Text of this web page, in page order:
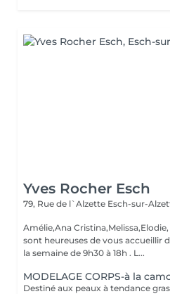
Yves Rocher Esch
79, Rue de l`Alzette Esch-sur-
Amélie,Ana
sont heureuses de vous accueillir
la semaine de 9h30 à 18h . L...
MODELAGE CORPS-à la